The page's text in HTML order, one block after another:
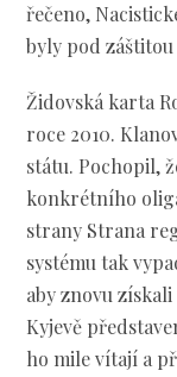
řečeno,
byly pod
Židovská karta
roce 2010.
státu. Pochopil,
konkrétního
strany Strana
systému tak
aby znovu
Kyjevě
ho mile vítají a